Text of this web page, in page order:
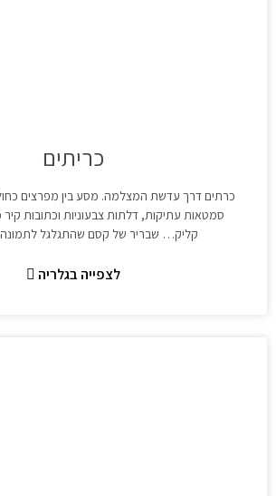
כריתים
כרתים דרך עדשת המצלמה. מסע בין מפרצים
סמטאות עתיקות, דלתות צבעוניות וכתובות
קליק… שבריר של קסם שהתגלגל
לצפייה בגלריה